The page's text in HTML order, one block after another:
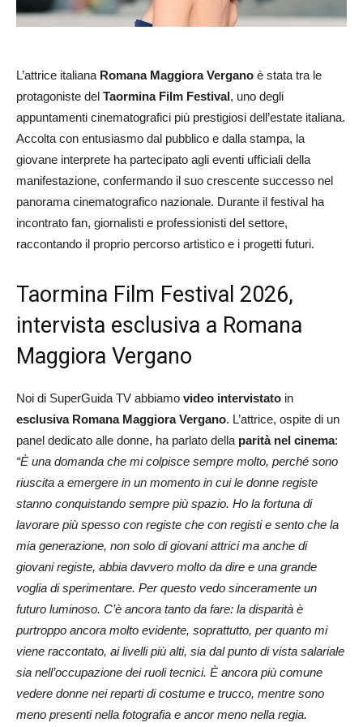
L’attrice italiana Romana Maggiora Vergano è stata tra le
protagoniste del Taormina Film Festival, uno degli
appuntamenti cinematografici più prestigiosi dell’estate italiana.
Accolta con entusiasmo dal pubblico e dalla stampa, la
giovane interprete ha partecipato agli eventi ufficiali della
manifestazione, confermando il suo crescente successo nel
panorama cinematografico nazionale. Durante il festival ha
incontrato fan, giornalisti e professionisti del settore,
raccontando il proprio percorso artistico e i progetti futuri.
Taormina Film Festival 2026,
intervista esclusiva a Romana
Maggiora Vergano
Noi di SuperGuida TV abbiamo video intervistato in
esclusiva Romana Maggiora Vergano. L’attrice, ospite di un
panel dedicato alle donne, ha parlato della parità nel cinema:
“È una domanda che mi colpisce sempre molto, perché sono
riuscita a emergere in un momento in cui le donne registe
stanno conquistando sempre più spazio. Ho la fortuna di
lavorare più spesso con registe che con registi e sento che la
mia generazione, non solo di giovani attrici ma anche di
giovani registe, abbia davvero molto da dire e una grande
voglia di sperimentare. Per questo vedo sinceramente un
futuro luminoso. C’è ancora tanto da fare: la disparità è
purtroppo ancora molto evidente, soprattutto, per quanto mi
viene raccontato, ai livelli più alti, sia dal punto di vista salariale
sia nell’occupazione dei ruoli tecnici. È ancora più comune
vedere donne nei reparti di costume e trucco, mentre sono
meno presenti nella fotografia e ancor meno nella regia.